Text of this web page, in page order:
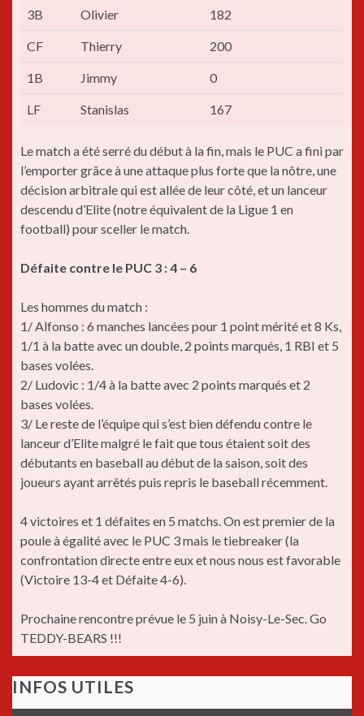
3B Olivier 182
CF Thierry 200
1B Jimmy 0
LF Stanislas 167
Le match a été serré du début à la fin, mais le PUC a fini par
l’emporter grâce à une attaque plus forte que la nôtre, une
décision arbitrale qui est allée de leur côté, et un lanceur
descendu d’Elite (notre équivalent de la Ligue 1 en
football) pour sceller le match.
Défaite contre le PUC 3 : 4 – 6
Les hommes du match :
1/ Alfonso : 6 manches lancées pour 1 point mérité et 8 Ks,
1/1 à la batte avec un double, 2 points marqués, 1 RBI et 5
bases volées.
2/ Ludovic : 1/4 à la batte avec 2 points marqués et 2
bases volées.
3/ Le reste de l’équipe qui s’est bien défendu contre le
lanceur d’Elite malgré le fait que tous étaient soit des
débutants en baseball au début de la saison, soit des
joueurs ayant arrêtés puis repris le baseball récemment.
4 victoires et 1 défaites en 5 matchs. On est premier de la
poule à égalité avec le PUC 3 mais le tiebreaker (la
confrontation directe entre eux et nous nous est favorable
(Victoire 13-4 et Défaite 4-6).
Prochaine rencontre prévue le 5 juin à Noisy-Le-Sec. Go
TEDDY-BEARS !!!
INFOS UTILES